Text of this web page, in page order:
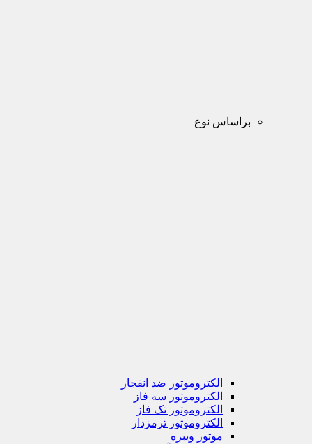
براساس نوع
الکتروموتور ضد انفجار
الکتروموتور سه فاز
الکتروموتور تک فاز
الکتروموتور ترمزدار
موتور ویبره